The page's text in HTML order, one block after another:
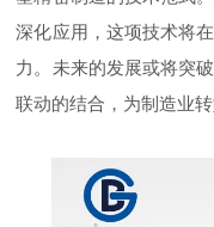
深化应用，这项技术将
力。未来的发展或将突
联动的结合，为制造业